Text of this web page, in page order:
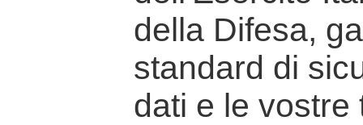
della Difesa,
standard di
dati e le vostre